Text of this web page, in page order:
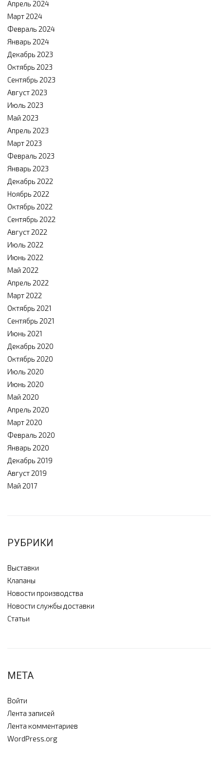
Апрель 2024
Март 2024
Февраль 2024
Январь 2024
Декабрь 2023
Октябрь 2023
Сентябрь 2023
Август 2023
Июль 2023
Май 2023
Апрель 2023
Март 2023
Февраль 2023
Январь 2023
Декабрь 2022
Ноябрь 2022
Октябрь 2022
Сентябрь 2022
Август 2022
Июль 2022
Июнь 2022
Май 2022
Апрель 2022
Март 2022
Октябрь 2021
Сентябрь 2021
Июнь 2021
Декабрь 2020
Октябрь 2020
Июль 2020
Июнь 2020
Май 2020
Апрель 2020
Март 2020
Февраль 2020
Январь 2020
Декабрь 2019
Август 2019
Май 2017
РУБРИКИ
Выставки
Клапаны
Новости производства
Новости службы доставки
Статьи
МЕТА
Войти
Лента записей
Лента комментариев
WordPress.org